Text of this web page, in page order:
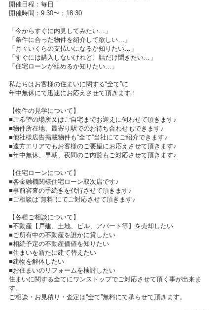
開催日程：毎日
開催時間：9:30〜；18:30
「今からすぐに内見してみたい…」
「条件に合った物件を紹介して欲しい…」
「月々いくらの支払いになるか知りたい…」
「すぐには購入しないけれど、話だけ聞きたい…」
「住宅ローンが組めるか知りたい…」
私たちはお客様の住まいに関する“全て”に
年中無休にて迅速にお応えさせて頂きます！
【物件の見学について】
■ご希望の場所又はご自宅までお迎えに伺わせて頂きます♪
■物件所在地、最寄り駅でのお待ち合わせもできます♪
■他社様広告掲載物件も“全て”当社にてご紹介できます♪
■遠方エリアでもお客様のご要望にお応えさせて頂きます♪
■年中無休、早朝、夜間のご内覧もご対応させて頂きます♪
【住宅ローンについて】
■各金融機関様住宅ローン取次店です♪
■事前審査の手続きを代行させて頂きます♪
■ご相談は“無料”にてご対応させて頂きます♪
【各種ご相談について】
■不動産【戸建、土地、ビル、アパート等】を売却したい
■ご所有中の不動産を誰かに貸したい
■相続予定の不動産価値を知りたい
■住まいを新たに建て替えたい
■建物を解体したい
■お住まいのリフォームを検討したい
住まいに関する全てにワンストップでご対応させて頂く事が出来ま
す。
ご相談・お見積り・査定は“全て”無料にて承らせて頂きます。